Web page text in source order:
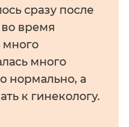
сразу после
время
много
нормально, а
к гинекологу.